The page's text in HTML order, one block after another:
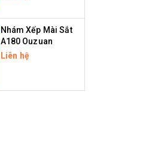
Nhám Xếp Mài Sắt
A180 Ouzuan
Liên hệ